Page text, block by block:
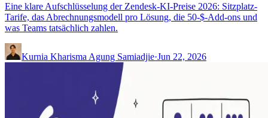
Eine klare Aufschlüsselung der Zendesk-KI-Preise 2026: Sitzplatz-
Tarife, das Abrechnungsmodell pro Lösung, die 50-$-Add-ons und
was Teams tatsächlich zahlen.
Kurnia Kharisma Agung Samiadjie·Jun 22, 2026